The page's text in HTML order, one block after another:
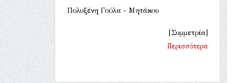
Πολυξένη Γούλα - Μητάκου
[Συμμετρία]
Περισσότερα